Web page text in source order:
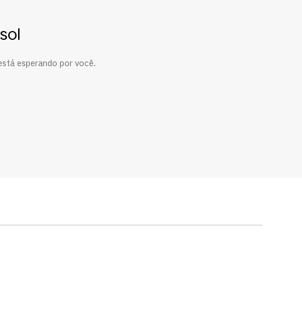
esperando por você.